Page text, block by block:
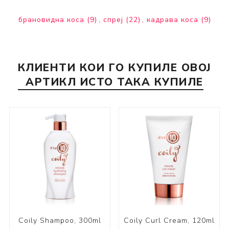
брановидна коса (9) , спреј (22) , кадрава коса (9)
КЛИЕНТИ КОИ ГО КУПИЛЕ ОВОЈ
АРТИКЛ ИСТО ТАКА КУПИЛЕ
Coily Shampoo, 300ml
Coily Curl Cream, 120ml